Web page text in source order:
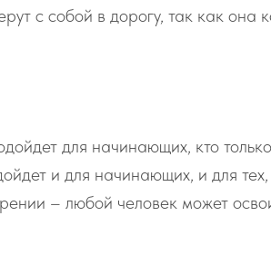
с собой в дорогу, так как она
для начинающих, кто
и для начинающих, и для тех,
– любой человек может